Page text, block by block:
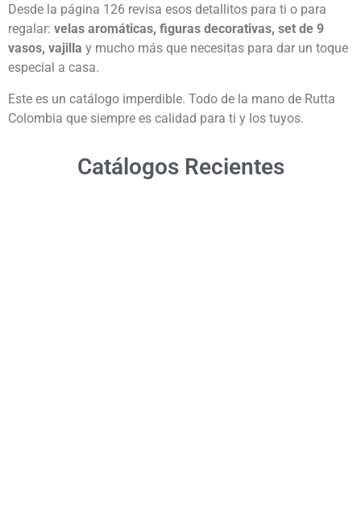
Desde la página 126 revisa esos detallitos para ti o para
regalar: velas aromáticas, figuras decorativas, set de 9
vasos, vajilla y mucho más que necesitas para dar un toque
especial a casa.
Este es un catálogo imperdible. Todo de la mano de Rutta
Colombia que siempre es calidad para ti y los tuyos.
Catálogos Recientes